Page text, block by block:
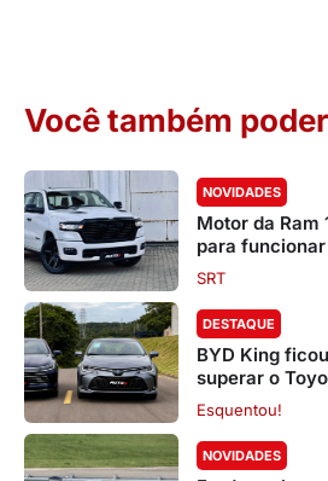
Você também
NOVIDADES
Motor da Ram
para
SRT
DESTAQUE
BYD King
superar o
Esquentou!
NOVIDADES